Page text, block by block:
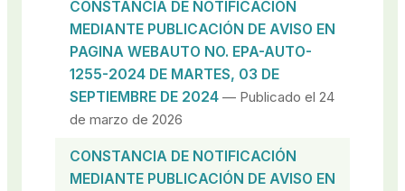
CONSTANCIA DE NOTIFICACIÓN
MEDIANTE PUBLICACIÓN DE AVISO EN
PAGINA WEBAUTO NO. EPA-AUTO-
1255-2024 DE MARTES, 03 DE
SEPTIEMBRE DE 2024 — Publicado el 24
de marzo de 2026
CONSTANCIA DE NOTIFICACIÓN
MEDIANTE PUBLICACIÓN DE AVISO EN